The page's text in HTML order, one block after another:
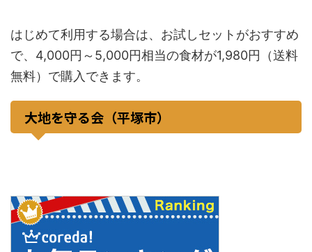
はじめて利用する場合は、お試しセットがおすすめ
で、4,000円～5,000円相当の食材が1,980円（送料
無料）で購入できます。
大地を守る会（平塚市）